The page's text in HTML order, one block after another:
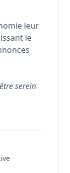
leur
le
serein